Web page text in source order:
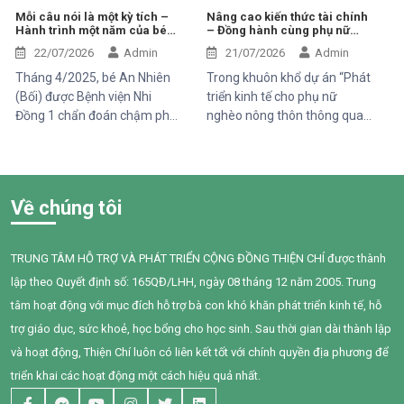
trình phát triển chậm hơn so
với các bạn cùng trang lứa.
Những điều tưởng như rất
bình thường đối với một đứa
trẻ lại là những cột mốc đầy
gian nan đối với em.
khói thuốc thụ động.
Mỗi câu nói là một kỳ tích –
Hành trình một năm của bé
An Nhiên (Bối)
22/07/2026 Admin
Tháng 4/2025, bé An Nhiên
(Bối) được Bệnh viện Nhi
Đồng 1 chẩn đoán chậm phát
gặp nhiều khó khăn trong
đạt nhu cầu của mình. Sau
một năm can thiệp với sự
đồng hành tận tâm của các
cô giáo, sự kiên trì của gia
đình và nỗ lực không ngừng
của chính Bối, em đã có
những bước tiến đầy tự hào.
Nâng cao kiến thức tài chính
– Đồng hành cùng phụ nữ
phát triển sinh kế bền vững
21/07/2026 Admin
Trong khuôn khổ dự án “Phát
triển kinh tế cho phụ nữ
nghèo nông thôn thông qua
khỏe giai đoạn 2025–2028”
kiến thức về quản lý chi tiêu
trong gia đình cho 95 phụ nữ
tại xã Tân Thành,Hàm Thuận
Nam.
Về chúng tôi
TRUNG TÂM HỖ TRỢ VÀ PHÁT TRIỂN CỘNG ĐỒNG THIỆN CHÍ được thành
lập theo Quyết định số: 165QĐ/LHH, ngày 08 tháng 12 năm 2005. Trung
tâm hoạt động với mục đích hỗ trợ bà con khó khăn phát triển kinh tế, hỗ
trợ giáo dục, sức khoẻ, học bổng cho học sinh. Sau thời gian dài thành lập
và hoạt động, Thiện Chí luôn có liên kết tốt với chính quyền địa phương để
triển khai các hoạt động một cách hiệu quả nhất.